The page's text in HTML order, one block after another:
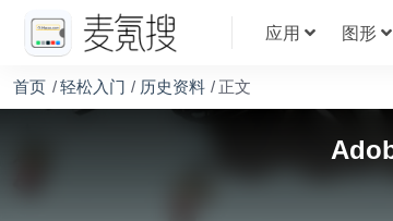
应用 图形
首页 轻松入门 历史资料 正文